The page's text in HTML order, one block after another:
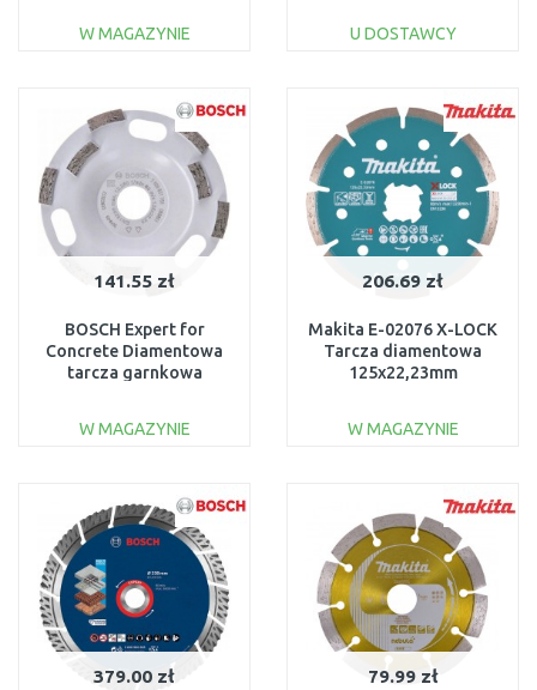
W MAGAZYNIE
Do porównania
U DOSTAWCY
Do porównania
141.55 zł
BOSCH Expert for
Concrete Diamentowa
tarcza garnkowa
W MAGAZYNIE
Do porównania
206.69 zł
Makita E-02076 X-LOCK
Tarcza diamentowa
125x22,23mm
W MAGAZYNIE
Do porównania
379.00 zł 79.99 zł